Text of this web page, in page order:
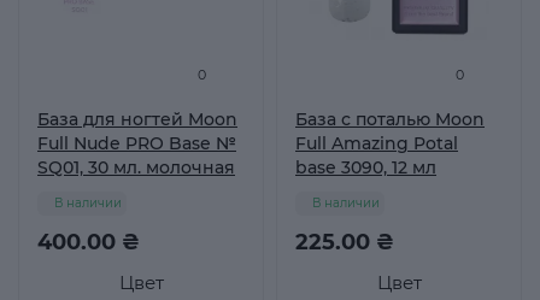
0
База для ногтей Moon
Full Nude PRO Base №
SQ01, 30 мл. молочная
Цвет
400.00 ₴
В наличии
0
База с поталью Moon
Full Amazing Potal
base 3090, 12 мл
Цвет
225.00 ₴
В наличии